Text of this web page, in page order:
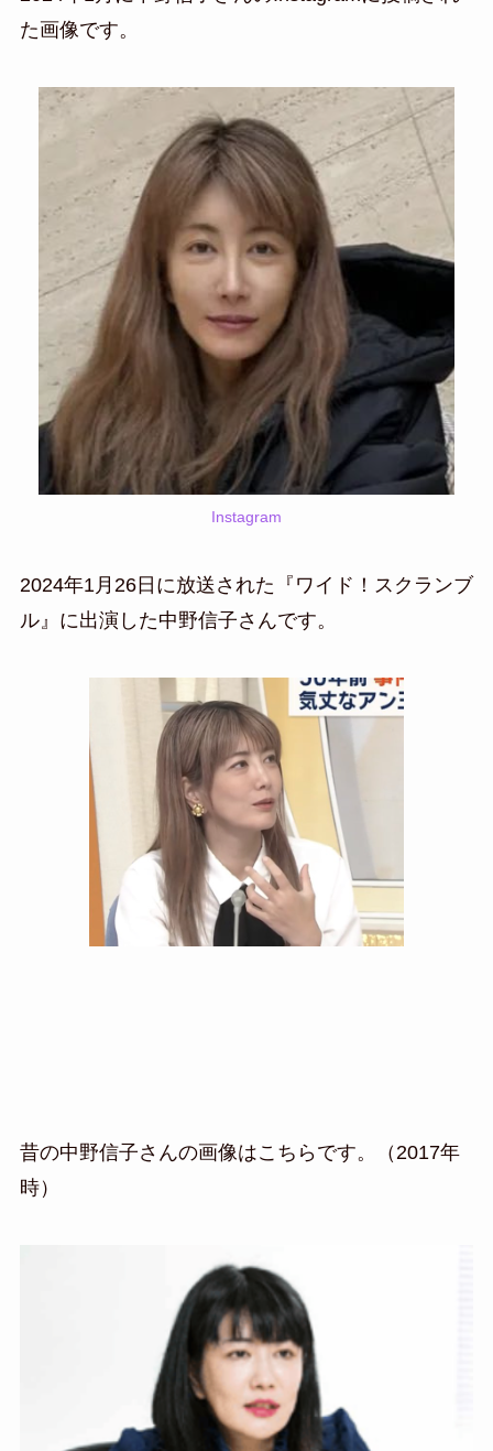
た画像です。
Instagram
2024年1月26日に放送された『ワイド！スクランブ
ル』に出演した中野信子さんです。
昔の中野信子さんの画像はこちらです。（2017年
時）